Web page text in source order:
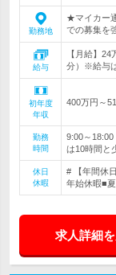
勤務地
★マイカー
での募集を
給与
【月給】
分）※給与
初年度
年収
400万円～
勤務
時間
9:00～
は10時間と
休日
休暇
# 【年間休
年始休暇■
求人詳細